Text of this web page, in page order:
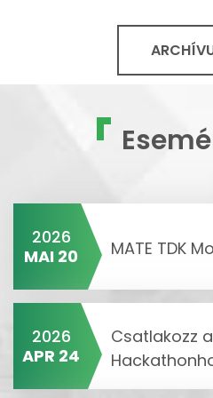
2026
MAI 20
MATE TDK
2026
APR 24
Csatlakozz a